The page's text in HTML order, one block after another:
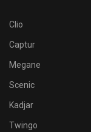
Clio
Captur
Megane
Scenic
Kadjar
Twingo